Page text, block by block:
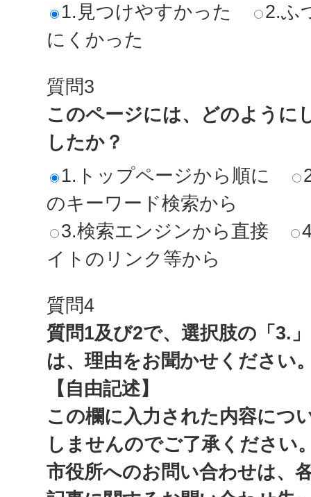
1.見つけやすかった
2.ふ
にくかった
質問3
このページには、どのように
したか？
1.トップページから順に
のキーワード検索から
3.検索エンジンから直接
イトのリンク等から
質問4
質問1及び2で、選択肢の「3.
は、理由をお聞かせください
【自由記述】
この欄に入力された内容につ
しませんのでご了承ください
市役所へのお問い合わせは、